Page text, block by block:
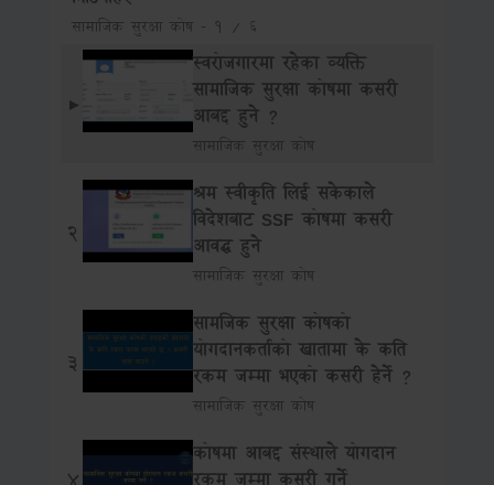
सामाजिक सुरक्षा कोष- 1 / 6
►
स्वरोजगारमा रहेका व्यक्ति
सामाजिक सुरक्षा कोषमा कसरी
आबद्द हुने ?
सामाजिक सुरक्षा कोष
2
श्रम स्वीकृति लिई सकेकाले
विदेशबाट SSF कोषमा कसरी
आवद्ध हुने
सामाजिक सुरक्षा कोष
3
सामजिक सुरक्षा कोषको
योगदानकर्ताको खातामा के कति
रकम जम्मा भएको कसरी हेर्ने ?
सामाजिक सुरक्षा कोष
कोषमा आबद्द संस्थाले योगदान